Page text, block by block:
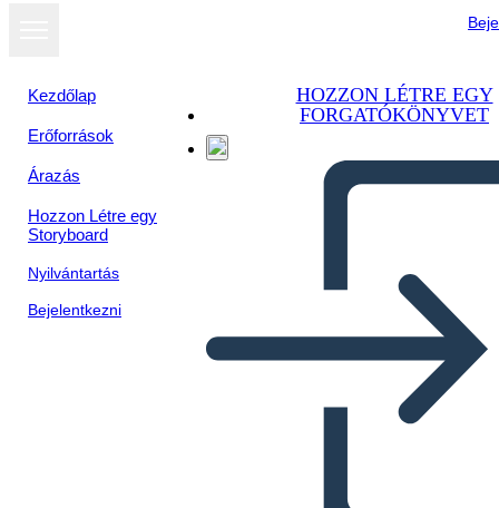
Kezdőlap
Erőforrások
Árazás
Hozzon Létre egy
Storyboard
Nyilvántartás
Bejelentkezni
HOZZON LÉTRE EGY
FORGATÓKÖNYVET
Megtekintés
diavetítésként